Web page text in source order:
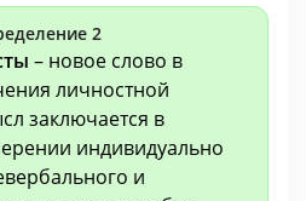
2
– новое слово в
личностной
заключается в
индивидуально
и